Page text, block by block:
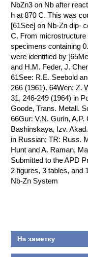
NbZn3 on Nb after
h at 870 C. This was
[61See] on Nb-Zn dip-
C. From microstructure
specimens containing
were identified by
and H.M. Feder, J.
61See: R.E. Seebold
266 (1961). 64Wen: Z.
31, 246-249 (1964) in
Goode, Trans. Metall.
66Gur: V.N. Gurin, A.P.
Bashinskaya, Izv.
in Russian; TR: Russ.
Hunt and A. Raman,
Submitted to the APD
2 figures, 3 tables, and
Nb-Zn System
На заметку